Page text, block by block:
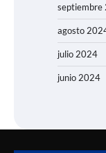
septiembre
agosto
julio 2024
junio 2024